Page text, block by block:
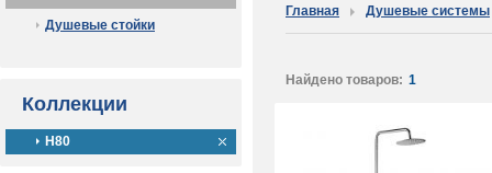
Душевые стойки
Коллекции
H80
Главная Душевые системы
Найдено товаров: 1